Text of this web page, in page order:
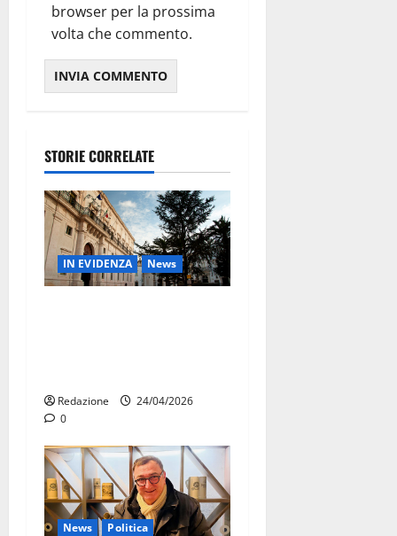
browser per la prossima
volta che commento.
STORIE CORRELATE
IN EVIDENZA News
Redazione
24/04/2026
0
News Politica